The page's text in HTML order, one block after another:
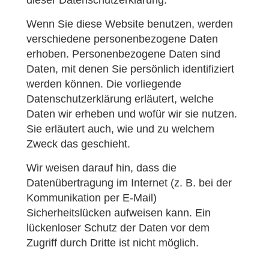
Wenn Sie diese Website benutzen, werden
verschiedene personenbezogene Daten
erhoben. Personenbezogene Daten sind
Daten, mit denen Sie persönlich identifiziert
werden können. Die vorliegende
Datenschutzerklärung erläutert, welche
Daten wir erheben und wofür wir sie nutzen.
Sie erläutert auch, wie und zu welchem
Zweck das geschieht.
Wir weisen darauf hin, dass die
Datenübertragung im Internet (z. B. bei der
Kommunikation per E-Mail)
Sicherheitslücken aufweisen kann. Ein
lückenloser Schutz der Daten vor dem
Zugriff durch Dritte ist nicht möglich.